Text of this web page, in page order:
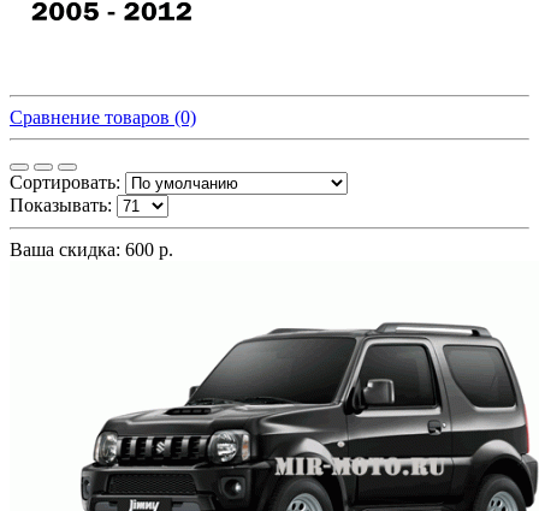
Сравнение товаров (0)
Сортировать:
Показывать:
Ваша скидка: 600 р.